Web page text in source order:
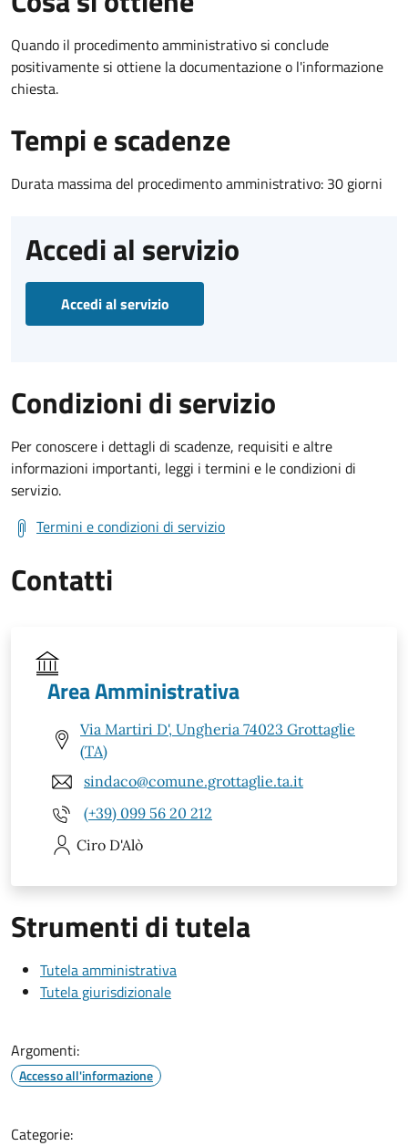
Quando il procedimento amministrativo si conclude
positivamente si ottiene la documentazione o l'informazione
chiesta.
Tempi e scadenze
Durata massima del procedimento amministrativo: 30 giorni
Accedi al servizio
Accedi al servizio
Condizioni di servizio
Per conoscere i dettagli di scadenze, requisiti e altre
informazioni importanti, leggi i termini e le condizioni di
servizio.
Termini e condizioni di servizio
Contatti
Area Amministrativa
Via Martiri D', Ungheria 74023 Grottaglie
(TA)
sindaco@comune.grottaglie.ta.it
(+39) 099 56 20 212
Ciro D'Alò
Strumenti di tutela
Tutela amministrativa
Tutela giurisdizionale
Argomenti:
Accesso all'informazione
Categorie: